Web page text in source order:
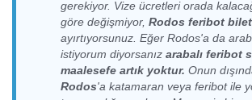
D-Marin
Turgutreis
Limanı > Kos
Limanı
02.09.2026
Çarşamba
08:30-09:00
Feribot
D-Marin
Turgutreis
03.09.2026
Marin Turgutreis
Limanı
Pazar
18:00-18:30
Kos Limanı > D-
Marin Turgutreis
Limanı
31.08.2026
Pazartesi
18:00-18:30
gerekiyor. Vize ücretleri orada
göre değişmiyor, Rodos feribot
ayırtıyorsunuz. Eğer Rodos'a da
istiyorum diyorsanız arabalı feribot
maalesefe artık yoktur. Onun
Rodos'a katamaran veya feribot ile